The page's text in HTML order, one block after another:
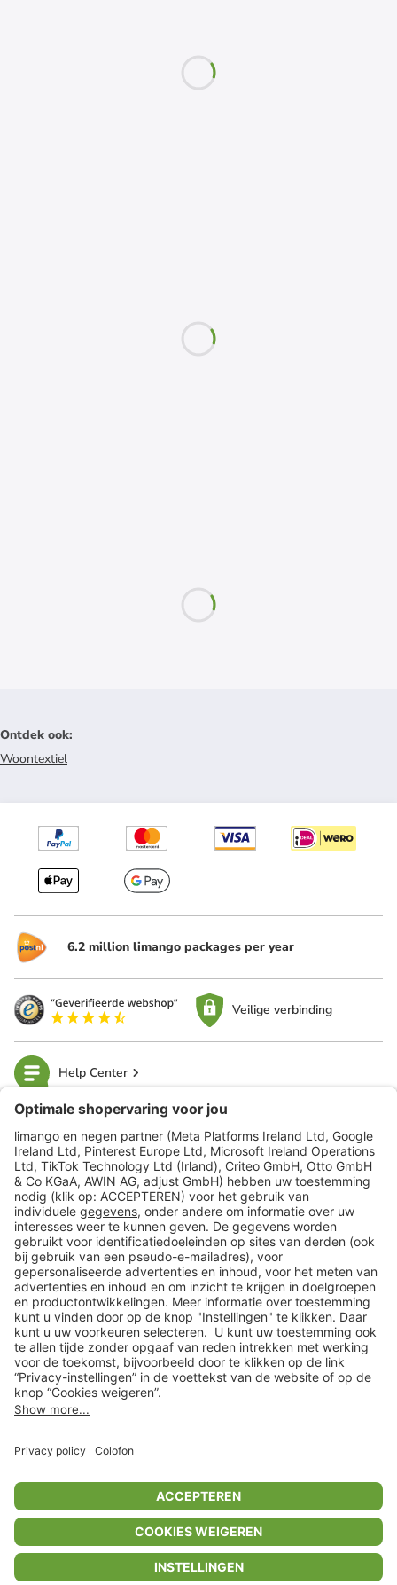
In winkelwagentje voor
Ontdek ook:
Woontextiel
6.2 million limango packages per year
Veilige verbinding
Help Center
limango
Veilig winkelen
Klantenservice
Shop
Acties
limango.de limango.pl
** Alle prijsopgaven zijn inclusief belasting en exclusief verzendkosten
ᵃ Bij een minimale bestelwaarde van €15.